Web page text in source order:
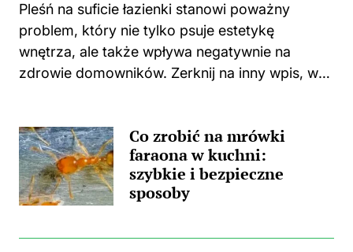
Pleśń na suficie łazienki stanowi poważny
problem, który nie tylko psuje estetykę
wnętrza, ale także wpływa negatywnie na
zdrowie domowników. Zerknij na inny wpis, w
nieprzyjemna towarzyszka? Główną
przyczyną...
Co zrobić na mrówki
faraona w kuchni:
szybkie i bezpieczne
sposoby